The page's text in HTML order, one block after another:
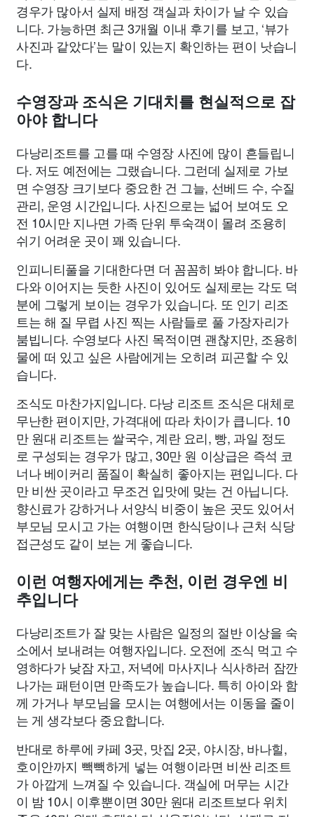
경우가 많아서 실제 배정 객실과 차이가 날 수 있습
니다. 가능하면 최근 3개월 이내 후기를 보고, ‘뷰가
사진과 같았다’는 말이 있는지 확인하는 편이 낫습니
다.
수영장과 조식은 기대치를 현실적으로 잡
아야 합니다
다낭리조트를 고를 때 수영장 사진에 많이 흔들립니
다. 저도 예전에는 그랬습니다. 그런데 실제로 가보
면 수영장 크기보다 중요한 건 그늘, 선베드 수, 수질
관리, 운영 시간입니다. 사진으로는 넓어 보여도 오
전 10시만 지나면 가족 단위 투숙객이 몰려 조용히
쉬기 어려운 곳이 꽤 있습니다.
인피니티풀을 기대한다면 더 꼼꼼히 봐야 합니다. 바
다와 이어지는 듯한 사진이 있어도 실제로는 각도 덕
분에 그렇게 보이는 경우가 있습니다. 또 인기 리조
트는 해 질 무렵 사진 찍는 사람들로 풀 가장자리가
붐빕니다. 수영보다 사진 목적이면 괜찮지만, 조용히
물에 떠 있고 싶은 사람에게는 오히려 피곤할 수 있
습니다.
조식도 마찬가지입니다. 다낭 리조트 조식은 대체로
무난한 편이지만, 가격대에 따라 차이가 큽니다. 10
만 원대 리조트는 쌀국수, 계란 요리, 빵, 과일 정도
로 구성되는 경우가 많고, 30만 원 이상급은 즉석 코
너나 베이커리 품질이 확실히 좋아지는 편입니다. 다
만 비싼 곳이라고 무조건 입맛에 맞는 건 아닙니다.
향신료가 강하거나 서양식 비중이 높은 곳도 있어서
부모님 모시고 가는 여행이면 한식당이나 근처 식당
접근성도 같이 보는 게 좋습니다.
이런 여행자에게는 추천, 이런 경우엔 비
추입니다
다낭리조트가 잘 맞는 사람은 일정의 절반 이상을 숙
소에서 보내려는 여행자입니다. 오전에 조식 먹고 수
영하다가 낮잠 자고, 저녁에 마사지나 식사하러 잠깐
나가는 패턴이면 만족도가 높습니다. 특히 아이와 함
께 가거나 부모님을 모시는 여행에서는 이동을 줄이
는 게 생각보다 중요합니다.
반대로 하루에 카페 3곳, 맛집 2곳, 야시장, 바나힐,
호이안까지 빽빽하게 넣는 여행이라면 비싼 리조트
가 아깝게 느껴질 수 있습니다. 객실에 머무는 시간
이 밤 10시 이후뿐이면 30만 원대 리조트보다 위치